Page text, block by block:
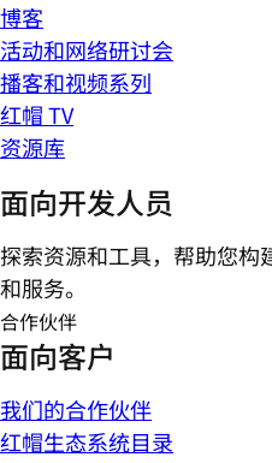
博客
活动和网络研讨会
播客和视频系列
红帽 TV
资源库
面向开发人员
探索资源和工具，帮助您构
和服务。
合作伙伴
面向客户
我们的合作伙伴
红帽生态系统目录